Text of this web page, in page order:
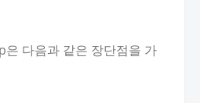
다음과 같은 장단점을 가